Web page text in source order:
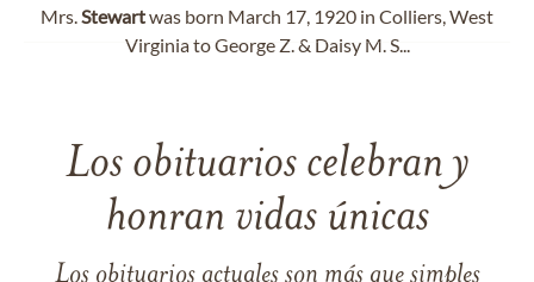
Mrs.Stewartwas born March 17, 1920 in Colliers, West
Virginia to George Z. & Daisy M. S...
Los obituarios celebran y
honran vidas únicas
Los obituarios actuales son más que simples